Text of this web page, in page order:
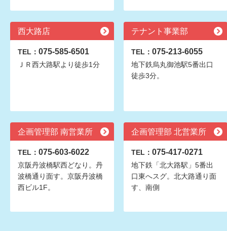
西大路店
TEL： 075-585-6501
ＪＲ西大路駅より徒歩1分
テナント事業部
TEL： 075-213-6055
地下鉄烏丸御池駅5番出口
徒歩3分。
企画管理部 南営業所
TEL： 075-603-6022
京阪丹波橋駅西どなり。丹
波橋通り面す。京阪丹波橋
西ビル1F。
企画管理部 北営業所
TEL： 075-417-0271
地下鉄「北大路駅」5番出
口東へスグ。北大路通り面
す、南側